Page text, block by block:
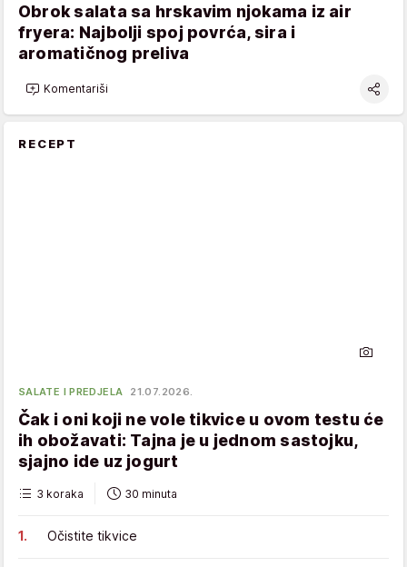
Obrok salata sa hrskavim njokama iz air
fryera: Najbolji spoj povrća, sira i
aromatičnog preliva
Komentariši
RECEPT
SALATE I PREDJELA 21.07.2026.
Čak i oni koji ne vole tikvice u ovom testu će
ih obožavati: Tajna je u jednom sastojku,
sjajno ide uz jogurt
3 koraka 30 minuta
Očistite tikvice